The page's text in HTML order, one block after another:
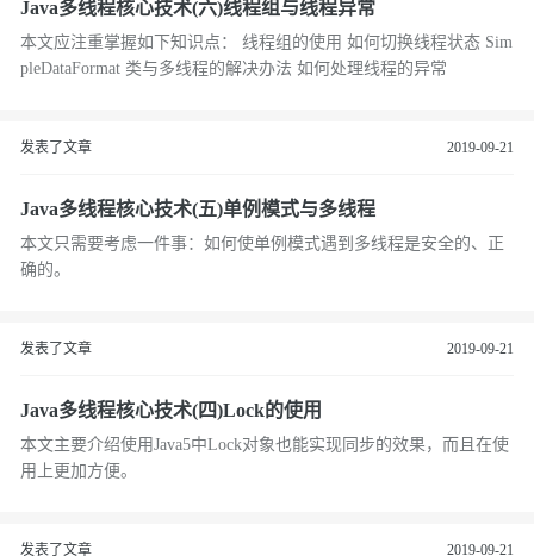
Java多线程核心技术(六)线程组与线程异常
本文应注重掌握如下知识点： 线程组的使用 如何切换线程状态 Sim
pleDataFormat 类与多线程的解决办法 如何处理线程的异常
发表了文章 2019-09-21
Java多线程核心技术(五)单例模式与多线程
本文只需要考虑一件事：如何使单例模式遇到多线程是安全的、正
确的。
发表了文章 2019-09-21
Java多线程核心技术(四)Lock的使用
本文主要介绍使用Java5中Lock对象也能实现同步的效果，而且在使
用上更加方便。
发表了文章 2019-09-21